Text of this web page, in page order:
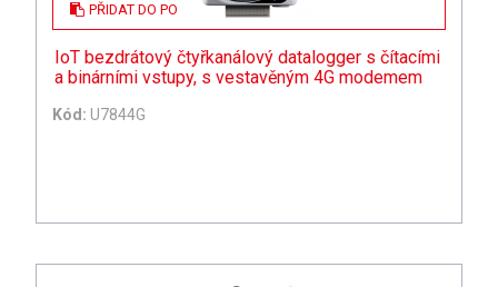
PŘIDAT DO POPTÁVKY
IoT bezdrátový čtyřkanálový datalogger s čítacími
a binárními vstupy, s vestavěným 4G modemem
Kód: U7844G